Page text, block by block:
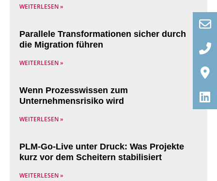
WEITERLESEN »
Parallele Transformationen sicher durch
die Migration führen
WEITERLESEN »
Wenn Prozesswissen zum
Unternehmensrisiko wird
WEITERLESEN »
PLM-Go-Live unter Druck: Was Projekte
kurz vor dem Scheitern stabilisiert
WEITERLESEN »